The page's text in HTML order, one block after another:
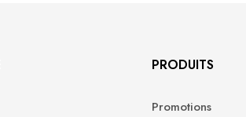
PRODUITS
Promotions